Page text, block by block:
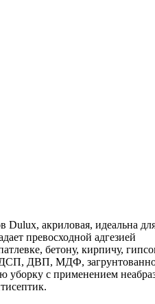
Dulux, акриловая, идеальна
превосходной адгезией
бетону, кирпичу,
ДСП, ДВП, МДФ,
уборку с применением